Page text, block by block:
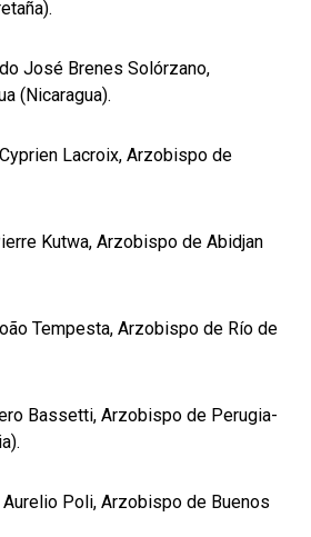
José Brenes Solórzano,
(Nicaragua).
Lacroix, Arzobispo de
Kutwa, Arzobispo de Abidjan
Tempesta, Arzobispo de Río de
Bassetti, Arzobispo de Perugia-
Poli, Arzobispo de Buenos